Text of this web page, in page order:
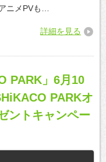
ニメPVも…
詳細を見る
PARK」6月10
PARKオ
ントキャンペー